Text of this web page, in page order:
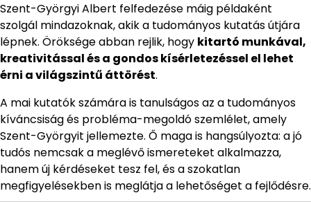
Szent-Györgyi Albert felfedezése máig példaként
szolgál mindazoknak, akik a tudományos kutatás útjára
lépnek. Öröksége abban rejlik, hogy kitartó munkával,
kreativitással és a gondos kísérletezéssel el lehet
érni a világszintű áttörést.
A mai kutatók számára is tanulságos az a tudományos
kíváncsiság és probléma-megoldó szemlélet, amely
Szent-Györgyit jellemezte. Ő maga is hangsúlyozta: a jó
tudós nemcsak a meglévő ismereteket alkalmazza,
hanem új kérdéseket tesz fel, és a szokatlan
megfigyelésekben is meglátja a lehetőséget a fejlődésre.